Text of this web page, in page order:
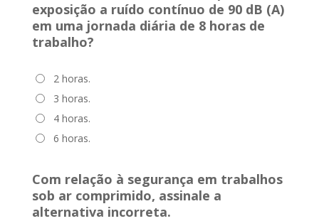
exposição a ruído contínuo de 90 dB (A)
em uma jornada diária de 8 horas de
trabalho?
2 horas.
3 horas.
4 horas.
6 horas.
Com relação à segurança em trabalhos
sob ar comprimido, assinale a
alternativa incorreta.